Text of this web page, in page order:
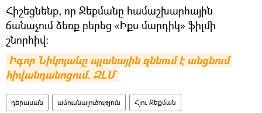
Հիշեցնենք, որ Ջեքմանը համաշխարհային
ճանաչում ձեռք բերեց «Իքս մարդիկ» ֆիլմի
շնորհիվ։
Իգոր Նիկոլաևը պլանային զննում է անցնում
հիվանդանոցում. ԶԼՄ
դերասան ամուսնալուծություն Հյու Ջեքման